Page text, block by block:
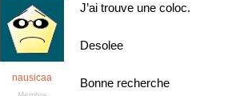
nausicaa
J’ai trouve une coloc.
Desolee
Bonne recherche